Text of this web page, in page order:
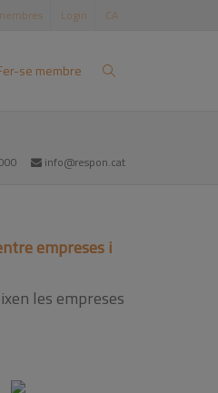
Login CA
se membre
info@respon.cat
empreses i
les empreses